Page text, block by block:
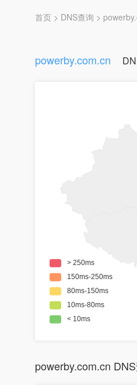
首页 > DNS查询 >
powerby.com.cn
powerby.com.cn